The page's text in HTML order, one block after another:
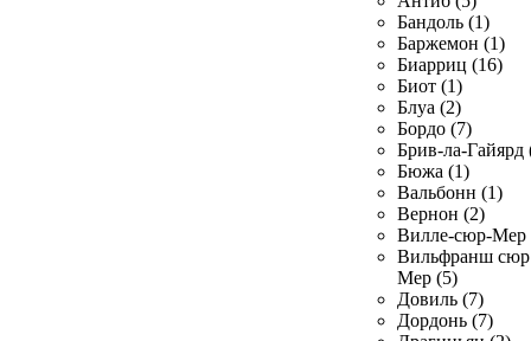
Бандоль (1)
Баржемон (1)
Биарриц (16)
Биот (1)
Блуа (2)
Бордо (7)
Брив-ла-Гайярд
Бюжа (1)
Вальбонн (1)
Вернон (2)
Вилле-сюр-Мер
Вильфранш сюр
Мер (5)
Довиль (7)
Дордонь (7)